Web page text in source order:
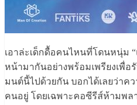
เอาล่ะเด็กดื้อคนไหนที่โดนหนุ่ม
หน้ามากันอย่างพร้อมเพรียงเพื่อ
มนต์นี้ไปด้วยกัน บอกได้เลยว่าค
คนอยู่ โดยเฉพาะคอซีรีส์ห้ามพล